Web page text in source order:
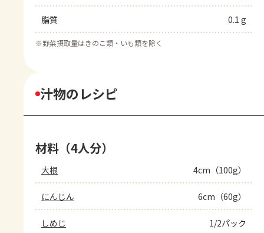
脂質 0.1 g
※野菜摂取量はきのこ類・いも類を除く
汁物のレシピ
材料（4人分）
大根 4cm（100g）
にんじん 6cm（60g）
しめじ 1/2パック